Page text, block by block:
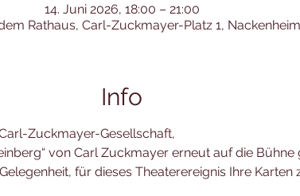
14. Juni 2026, 18:00 – 21:00
Rathaus, Carl-Zuckmayer-Platz 1, Nackenheim
Info
Zuckmayer-Gesellschaft,
von Carl Zuckmayer erneut auf die Bühne
für dieses Theaterereignis Ihre Karten